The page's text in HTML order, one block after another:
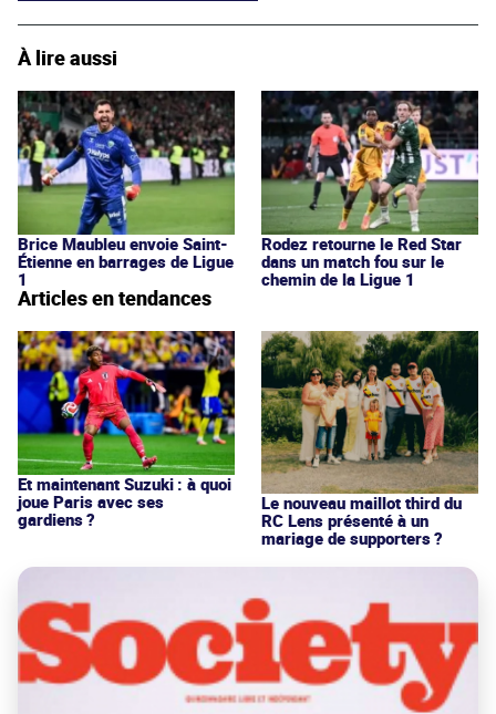
À lire aussi
Brice Maubleu envoie Saint-
Étienne en barrages de Ligue
1
Rodez retourne le Red Star
dans un match fou sur le
chemin de la Ligue 1
Articles en tendances
Et maintenant Suzuki : à quoi
joue Paris avec ses
gardiens ?
Le nouveau maillot third du
RC Lens présenté à un
mariage de supporters ?